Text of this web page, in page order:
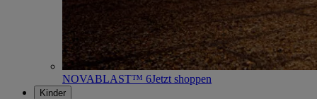
NOVABLAST™ 6Jetzt shoppen
Kinder